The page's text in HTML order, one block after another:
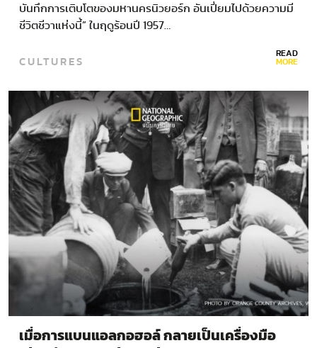
บันทึกการเติบโตของมหานครนิวยอร์ก อันเปี่ยมไปด้วยความมี
ชีวิตชีวาแห่งนี้” ในฤดูร้อนปี 1957…
CULTURES READ
MORE
เมื่อการแบนแอลกอฮอล์ กลายเป็นเครื่องมือ